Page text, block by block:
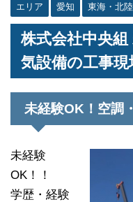
エリア 愛知 東海・北
株式会社中央
気設備の工事現
未経験OK！空調
未経験
OK！！
学歴・経験